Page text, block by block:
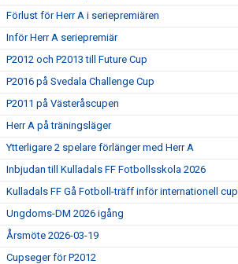
Förlust för Herr A i seriepremiären
Inför Herr A seriepremiär
P2012 och P2013 till Future Cup
P2016 på Svedala Challenge Cup
P2011 på Västeråscupen
Herr A på träningsläger
Ytterligare 2 spelare förlänger med Herr A
Inbjudan till Kulladals FF Fotbollsskola 2026
Kulladals FF Gå Fotboll-träff inför internationell cup
Ungdoms-DM 2026 igång
Årsmöte 2026-03-19
Cupseger för P2012